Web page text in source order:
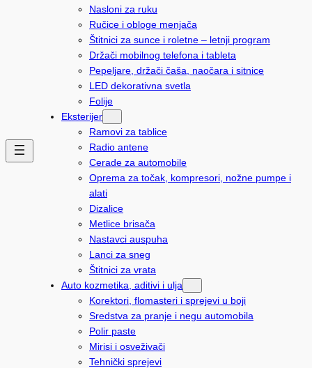
Nasloni za ruku
Ručice i obloge menjača
Štitnici za sunce i roletne – letnji program
Držači mobilnog telefona i tableta
Pepeljare, držači čaša, naočara i sitnice
LED dekorativna svetla
Folije
Eksterijer
Ramovi za tablice
Radio antene
Cerade za automobile
Oprema za točak, kompresori, nožne pumpe i
alati
Dizalice
Metlice brisača
Nastavci auspuha
Lanci za sneg
Štitnici za vrata
Auto kozmetika, aditivi i ulja
Korektori, flomasteri i sprejevi u boji
Sredstva za pranje i negu automobila
Polir paste
Mirisi i osveživači
Tehnički sprejevi